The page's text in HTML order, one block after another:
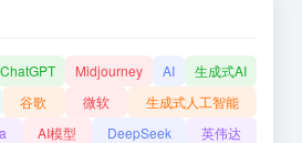
ChatGPT Midjourney AI
生成式AI
谷歌 微软
生成式人工智能
AI模型 DeepSeek
英伟达